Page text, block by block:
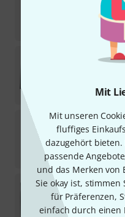
Mit
Mit unseren
fluffiges
dazugehört bieten.
passende
und das Merken von
Sie okay ist, stimmen
für Präferenzen,
einfach durch einen
Sofort
Magma
€
Omnitronic
Sofort
69 €
Omnitronic
Sofort